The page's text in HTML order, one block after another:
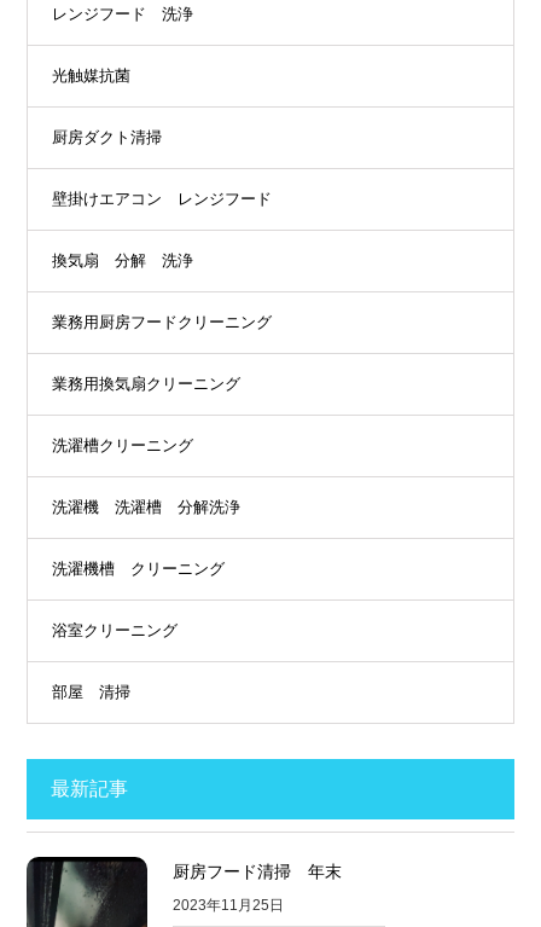
レンジフード 洗浄
光触媒抗菌
厨房ダクト清掃
壁掛けエアコン レンジフード
換気扇 分解 洗浄
業務用厨房フードクリーニング
業務用換気扇クリーニング
洗濯槽クリーニング
洗濯機 洗濯槽 分解洗浄
洗濯機槽 クリーニング
浴室クリーニング
部屋 清掃
最新記事
厨房フード清掃 年末
2023年11月25日